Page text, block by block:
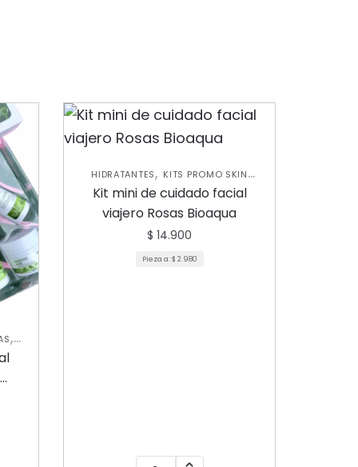
,
HIDRATANTES, KITS PROMO SKIN
CARE, NUEVA COLECCIÓN, SKIN CARE
Kit mini de cuidado facial
viajero Rosas Bioaqua
$ 14.900
Pieza a:$ 2.980